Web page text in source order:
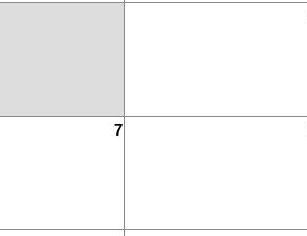
7